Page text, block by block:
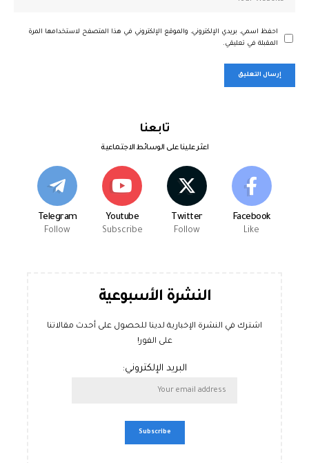
احفظ اسمي، بريدي الإلكتروني، والموقع الإلكتروني في هذا المتصفح لاستخدامها المرة
المقبلة في تعليقي.
تابعنا
اعثر علينا على الوسائط الاجتماعية
Facebook
Like
Twitter
Follow
Youtube
Subscribe
Telegram
Follow
النشرة الأسبوعية
اشترك في النشرة الإخبارية لدينا للحصول على أحدث مقالاتنا
على الفور!
البريد الإلكتروني: